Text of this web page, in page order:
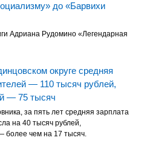
до «Барвихи
Адриана Рудомино «Легендарная
округе средняя
— 110 тысяч рублей,
— 75 тысяч
за пять лет средняя зарплата
на 40 тысяч рублей,
более чем на 17 тысяч.